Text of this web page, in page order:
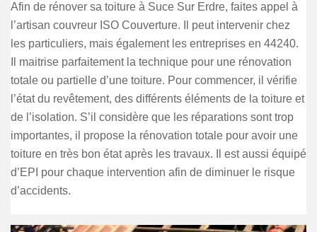
Afin de rénover sa toiture à Suce Sur Erdre, faites appel à
l’artisan couvreur ISO Couverture. Il peut intervenir chez
les particuliers, mais également les entreprises en 44240.
Il maitrise parfaitement la technique pour une rénovation
totale ou partielle d’une toiture. Pour commencer, il vérifie
l’état du revêtement, des différents éléments de la toiture et
de l’isolation. S’il considère que les réparations sont trop
importantes, il propose la rénovation totale pour avoir une
toiture en très bon état après les travaux. Il est aussi équipé
d’EPI pour chaque intervention afin de diminuer le risque
d’accidents.